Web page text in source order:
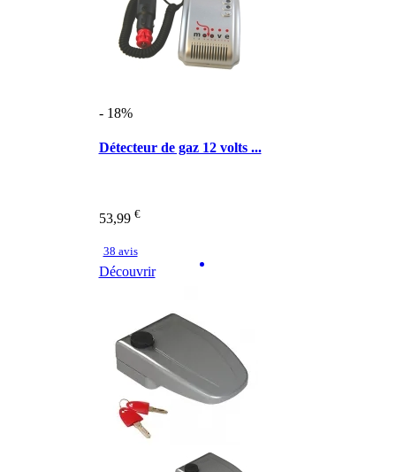
- 18%
Détecteur de gaz 12 volts ...
53,99 €
38 avis
Découvrir